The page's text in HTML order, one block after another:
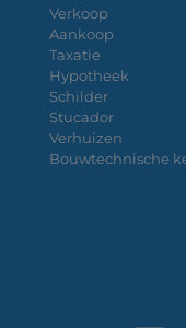
Verkoop
Aankoop
Taxatie
Hypotheek
Schilder
Stucador
Verhuizen
Bouwtechnische